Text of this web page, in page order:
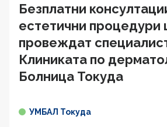
Безплатни
естетични процедури
провеждат
Клиниката по
Болница Токуда
УМБАЛ Токуда